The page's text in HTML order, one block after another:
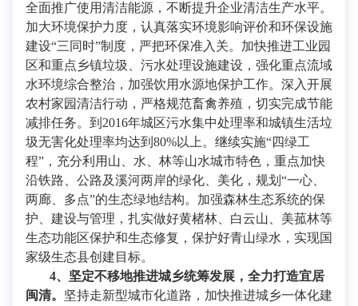
全面推广使用清洁能源，不断提升企业清洁生产水平。
加大环境保护力度，认真落实环境影响评价和环保设施
建设“三同时”制度，严把环保准入关。加快推进工业园
区和重点乡镇垃圾、污水处理设施建设，强化重点流域
水环境综合整治，加强饮用水源地保护工作。深入开展
农村家园清洁行动，严格规范畜禽养殖，切实完成节能
减排任务。到2016年城区污水集中处理率和城镇生活垃
圾无害化处理率均达到80%以上。继续实施“四绿工
程”，充分利用山、水、林等山水城市特色，重点加快
沿铁路、公路及溪河两岸的绿化、美化，规划“一心、
两廊、多点”的生态绿地结构。加强森林生态系统的保
护、建设与管理，扎实做好黄楮林、白云山、美菰林等
生态功能区保护和生态修复，保护好青山绿水，实现国
家级生态县创建目标。
4、坚定不移地推进城乡统筹发展，全力打造宜居
闽清。 坚持走新型城市化道路，加快推进城乡一体化建